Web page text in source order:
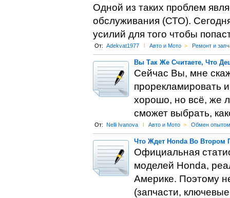
Одной из таких проблем
обслуживания (СТО).
усилий для того чтобы
От: Adekvat1977 l Авто и Мото > Ремонт и
Вы Так Же Считаете, Что
Сейчас Вы, мне
прорекламировать
хорошо, но всё, же
сможет выбрать,
От: Nelli Ivanova l Авто и Мото > Обмен опытом
Что Ждет Honda Во Втором
Официальная
моделей Honda,
Америке. Поэтому
(запчасти,